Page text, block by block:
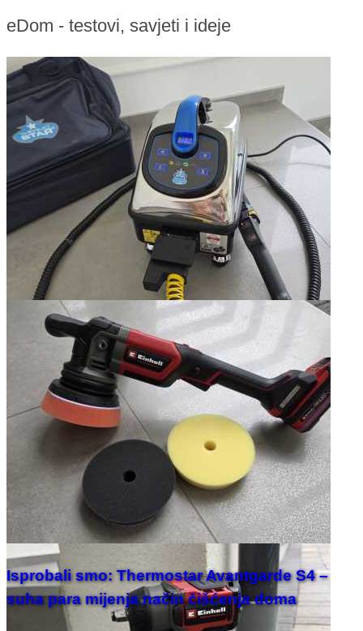
eDom - testovi, savjeti i ideje
Isprobali smo: Thermostar Avantgarde S4 –
suha para mijenja način čišćenja doma